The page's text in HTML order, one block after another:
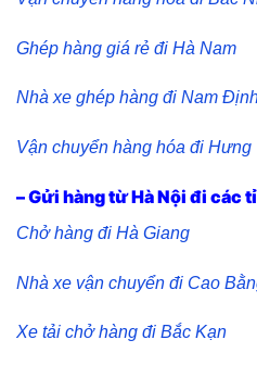
Ghép hàng giá rẻ đi Hà Nam
Nhà xe ghép hàng đi Nam
Vận chuyển hàng hóa đi Hưng
– Gửi hàng từ Hà Nội đi các
Chở hàng đi Hà Giang
Nhà xe vận chuyển đi Cao
Xe tải chở hàng đi Bắc Kạn